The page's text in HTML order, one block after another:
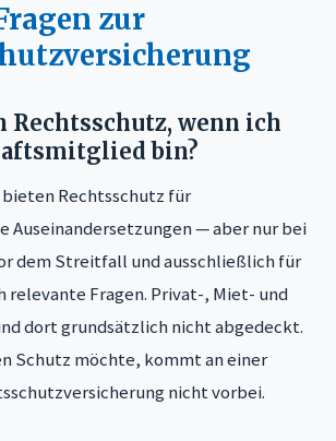
zur
Rechtsschutz, wenn ich
bin?
Rechtsschutz für
Auseinandersetzungen — aber nur bei
dem Streitfall und ausschließlich für
relevante Fragen. Privat-, Miet- und
dort grundsätzlich nicht abgedeckt.
Schutz möchte, kommt an einer
nicht vorbei.